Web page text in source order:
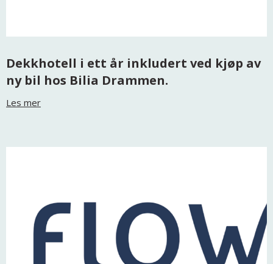
Dekkhotell i ett år inkludert ved kjøp av
ny bil hos Bilia Drammen.
Les mer